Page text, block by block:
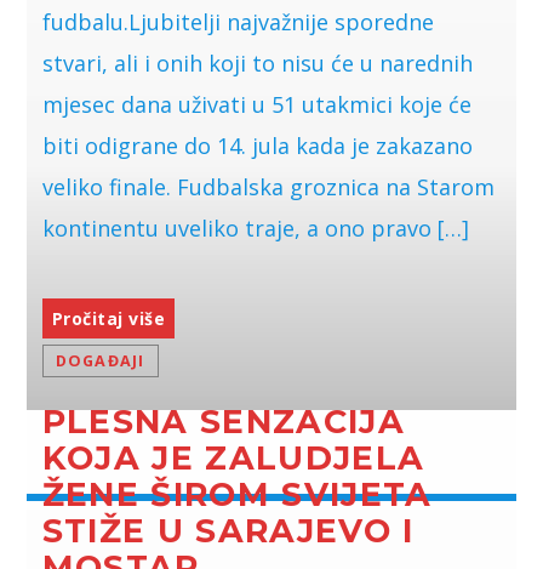
fudbalu.Ljubitelji najvažnije sporedne
stvari, ali i onih koji to nisu će u narednih
mjesec dana uživati u 51 utakmici koje će
biti odigrane do 14. jula kada je zakazano
veliko finale. Fudbalska groznica na Starom
kontinentu uveliko traje, a ono pravo […]
Pročitaj više
DOGAĐAJI
PLESNA SENZACIJA
KOJA JE ZALUDJELA
ŽENE ŠIROM SVIJETA
STIŽE U SARAJEVO I